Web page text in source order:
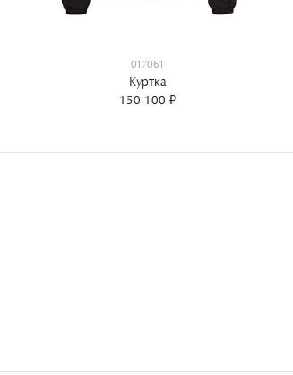
017061
Куртка
150 100 ₽